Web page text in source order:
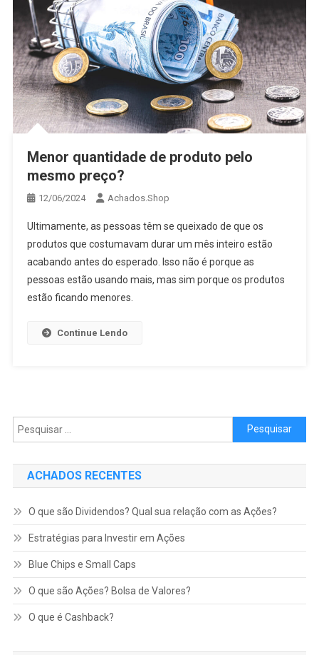
Menor quantidade de produto pelo
mesmo preço?
12/06/2024 Achados.Shop
Ultimamente, as pessoas têm se queixado de que os
produtos que costumavam durar um mês inteiro estão
acabando antes do esperado. Isso não é porque as
pessoas estão usando mais, mas sim porque os produtos
estão ficando menores.
Continue Lendo
Pesquisar por:
ACHADOS RECENTES
O que são Dividendos? Qual sua relação com as Ações?
Estratégias para Investir em Ações
Blue Chips e Small Caps
O que são Ações? Bolsa de Valores?
O que é Cashback?